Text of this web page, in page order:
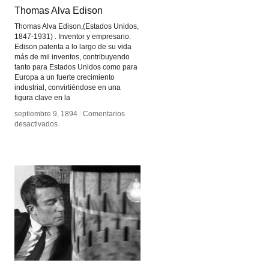
Thomas Alva Edison
Thomas Alva Edison,(Estados Unidos,
1847-1931) . Inventor y empresario.
Edison patenta a lo largo de su vida
más de mil inventos, contribuyendo
tanto para Estados Unidos como para
Europa a un fuerte crecimiento
industrial, convirtiéndose en una
figura clave en la
septiembre 9, 1894 / Comentarios
desactivadosen
Thomas Alva Edison
septiembre 9, 1894 / Comentarios
desactivadosen